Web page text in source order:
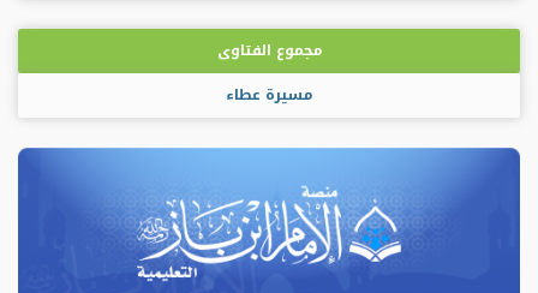
بلس
مجموع الفتاوى
مسيرة عطاء